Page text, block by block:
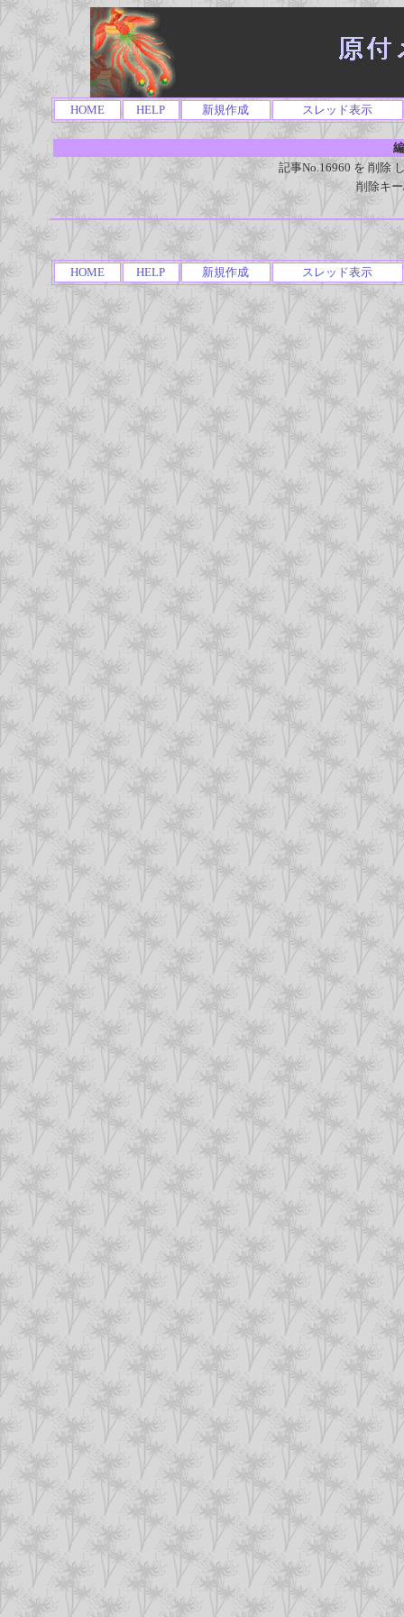
HOME HELP 新規作成 スレッド表示
記事No.16960 を 削除
削除キ
HOME HELP 新規作成 スレッド表示